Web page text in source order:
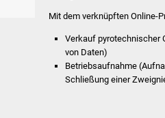
Mit dem verknüpften Online-
Verkauf pyrotechnischer
von Daten)
Betriebsaufnahme
Schließung einer